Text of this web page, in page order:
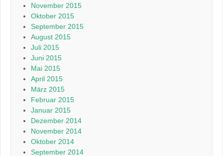
November 2015
Oktober 2015
September 2015
August 2015
Juli 2015
Juni 2015
Mai 2015
April 2015
März 2015
Februar 2015
Januar 2015
Dezember 2014
November 2014
Oktober 2014
September 2014